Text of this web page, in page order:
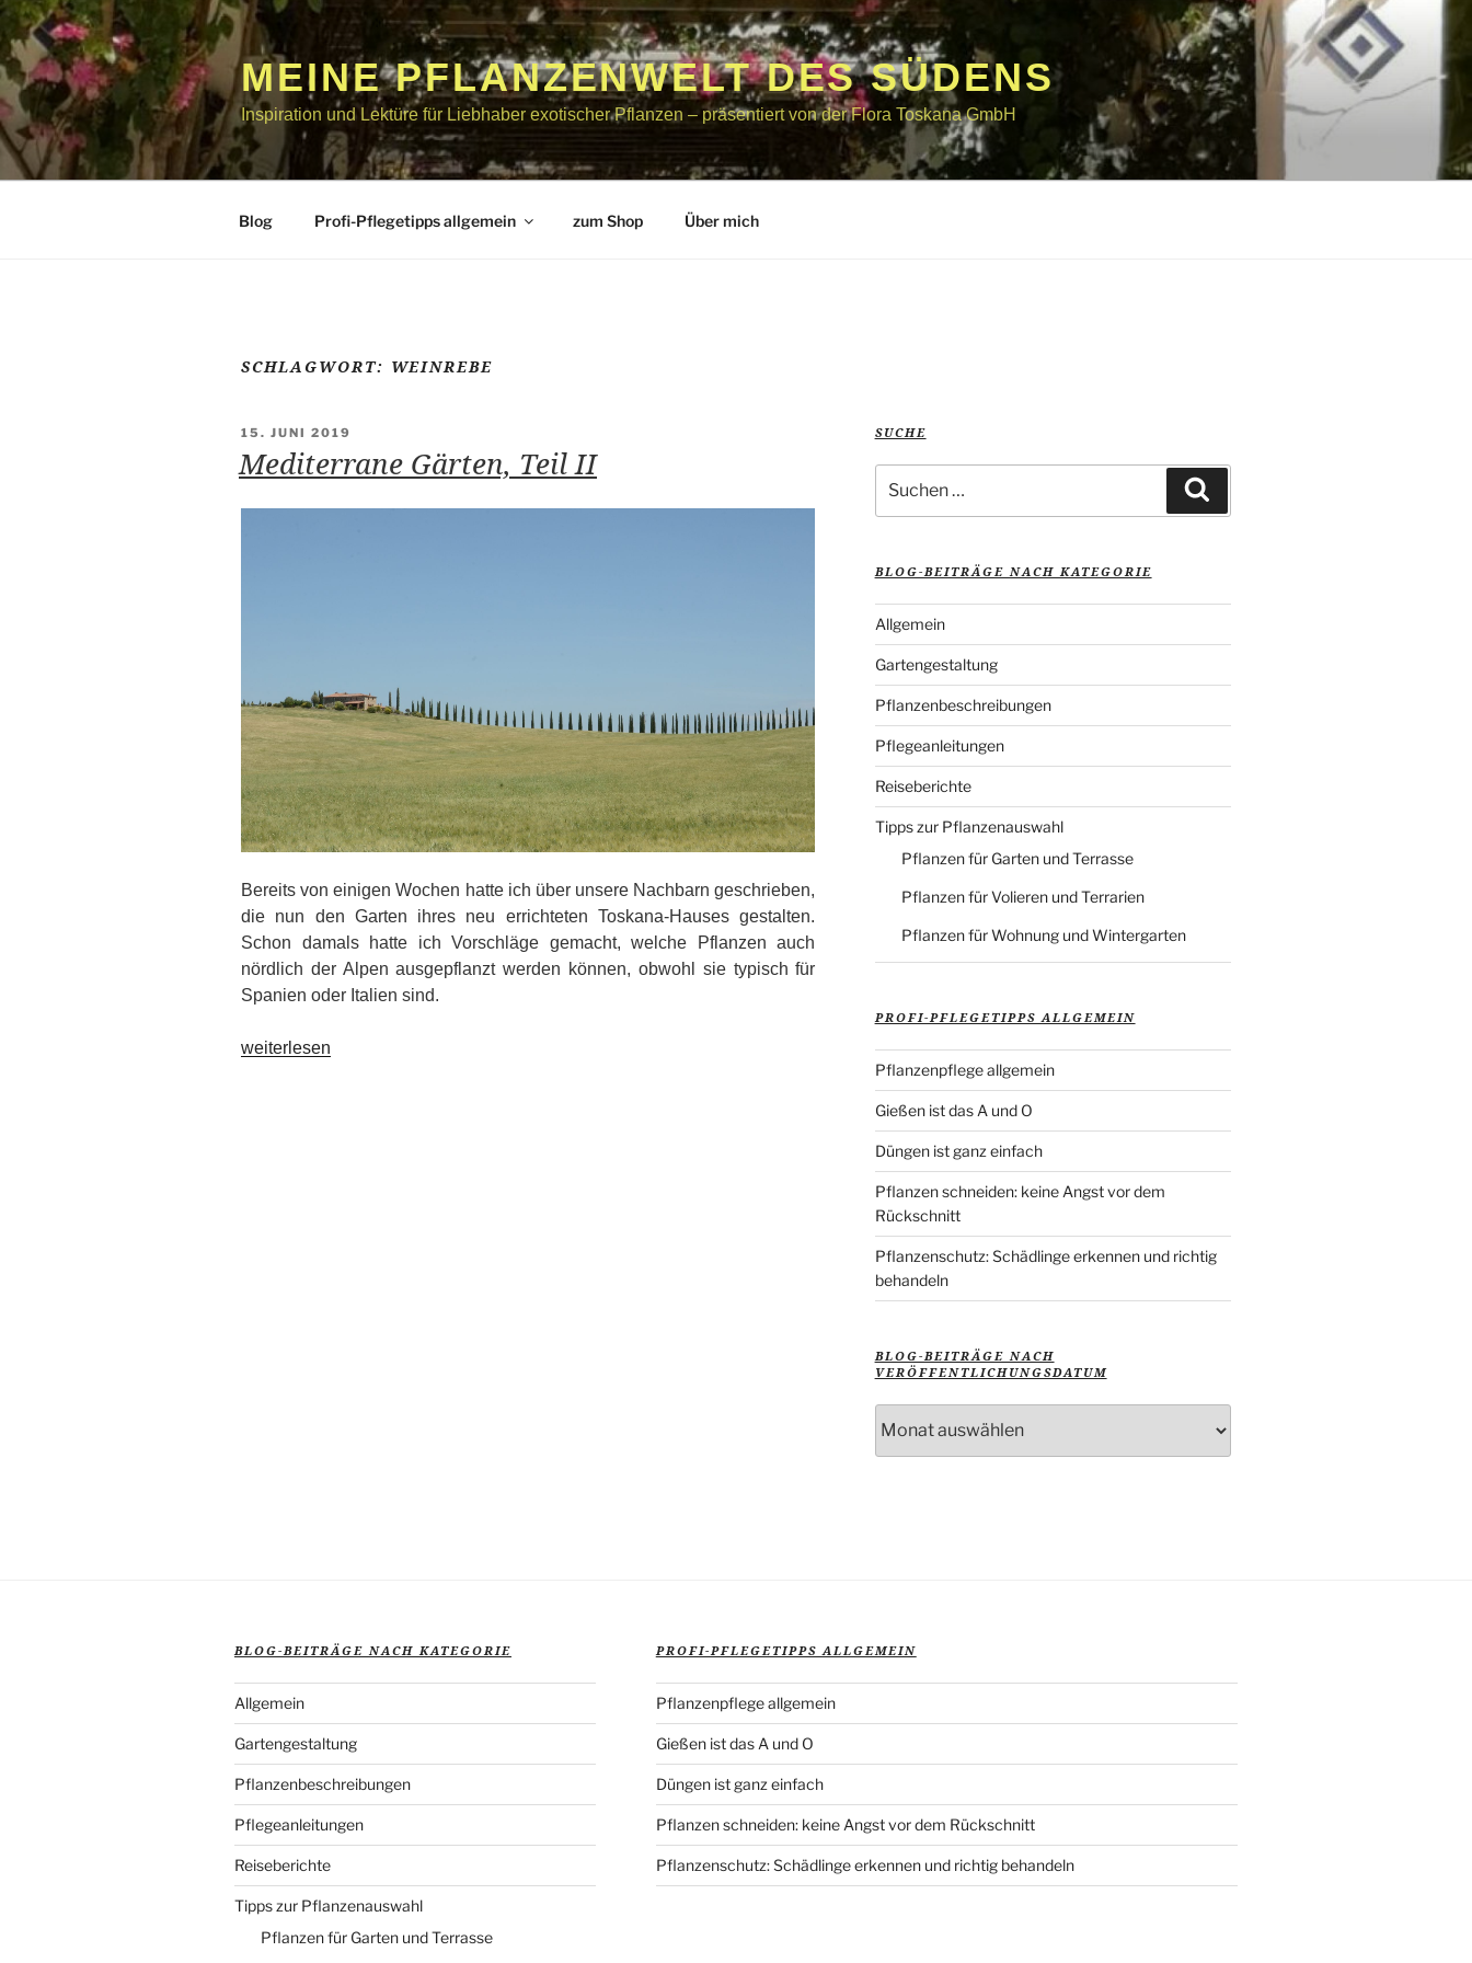
Zum
Inhalt
springen
MEINE PFLANZENWELT DES SÜDENS
Inspiration und Lektüre für Liebhaber exotischer Pflanzen – präsentiert von der Flora Toskana GmbH
Blog Profi-Pflegetipps allgemein zum Shop Über mich
SCHLAGWORT: WEINREBE
VERÖFFENTLICHT
15. JUNI 2019
Mediterrane Gärten, Teil II
Bereits von einigen Wochen hatte ich über unsere Nachbarn geschrieben,
die nun den Garten ihres neu errichteten Toskana-Hauses gestalten.
Schon damals hatte ich Vorschläge gemacht, welche Pflanzen auch
nördlich der Alpen ausgepflanzt werden können, obwohl sie typisch für
Spanien oder Italien sind.
„Mediterrane
weiterlesen
SUCHE
nach:
BLOG-BEITRÄGE NACH KATEGORIE
Allgemein
Gartengestaltung
Pflanzenbeschreibungen
Pflegeanleitungen
Reiseberichte
Tipps zur Pflanzenauswahl
Pflanzen für Garten und Terrasse
Pflanzen für Volieren und Terrarien
Pflanzen für Wohnung und Wintergarten
PROFI-PFLEGETIPPS ALLGEMEIN
Pflanzenpflege allgemein
Gießen ist das A und O
Düngen ist ganz einfach
Pflanzen schneiden: keine Angst vor dem
Rückschnitt
Pflanzenschutz: Schädlinge erkennen und richtig
behandeln
BLOG-BEITRÄGE NACH
VERÖFFENTLICHUNGSDATUM
Beiträge
nach
BLOG-BEITRÄGE NACH KATEGORIE
Allgemein
Gartengestaltung
Pflanzenbeschreibungen
Pflegeanleitungen
Reiseberichte
Tipps zur Pflanzenauswahl
Pflanzen für Garten und Terrasse
PROFI-PFLEGETIPPS ALLGEMEIN
Pflanzenpflege allgemein
Gießen ist das A und O
Düngen ist ganz einfach
Pflanzen schneiden: keine Angst vor dem Rückschnitt
Pflanzenschutz: Schädlinge erkennen und richtig behandeln